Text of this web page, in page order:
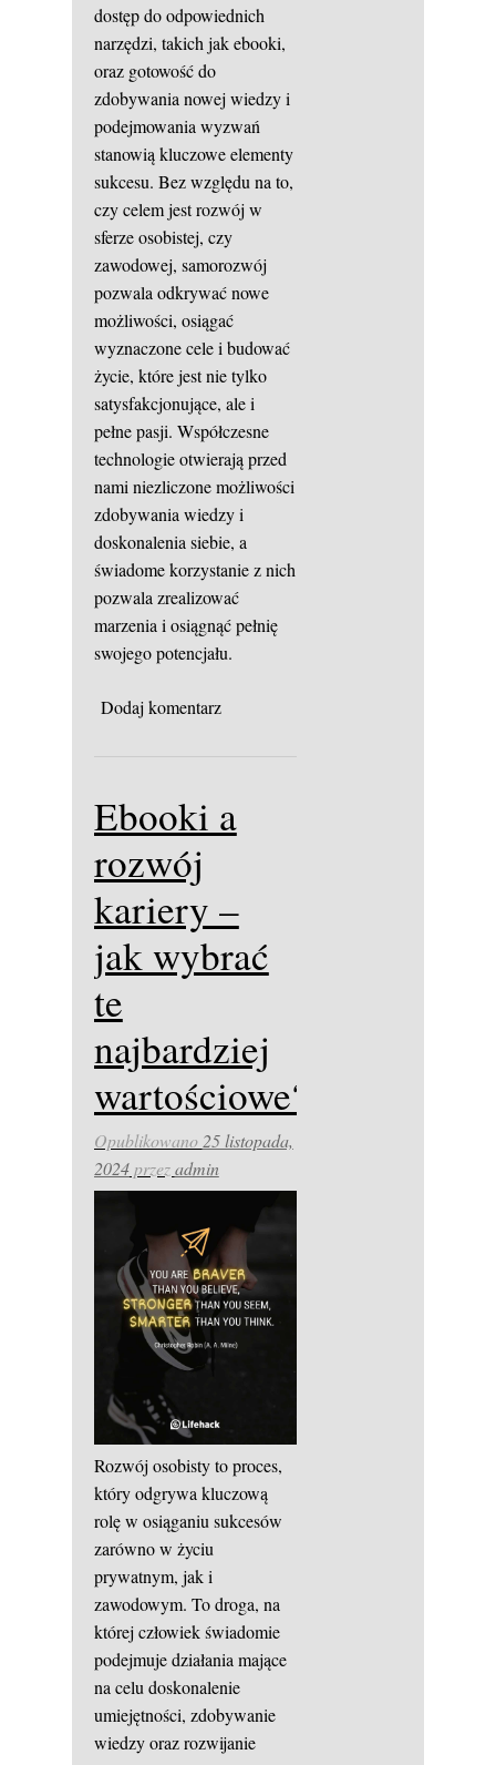
dostęp do odpowiednich
narzędzi, takich jak ebooki,
oraz gotowość do
zdobywania nowej wiedzy i
podejmowania wyzwań
stanowią kluczowe elementy
sukcesu. Bez względu na to,
czy celem jest rozwój w
sferze osobistej, czy
zawodowej, samorozwój
pozwala odkrywać nowe
możliwości, osiągać
wyznaczone cele i budować
życie, które jest nie tylko
satysfakcjonujące, ale i
pełne pasji. Współczesne
technologie otwierają przed
nami niezliczone możliwości
zdobywania wiedzy i
doskonalenia siebie, a
świadome korzystanie z nich
pozwala zrealizować
marzenia i osiągnąć pełnię
swojego potencjału.
Dodaj komentarz
Ebooki a
rozwój
kariery –
jak wybrać
te
najbardziej
wartościowe?
Opublikowano 25 listopada,
2024przezadmin
Rozwój osobisty to proces,
który odgrywa kluczową
rolę w osiąganiu sukcesów
zarówno w życiu
prywatnym, jak i
zawodowym. To droga, na
której człowiek świadomie
podejmuje działania mające
na celu doskonalenie
umiejętności, zdobywanie
wiedzy oraz rozwijanie